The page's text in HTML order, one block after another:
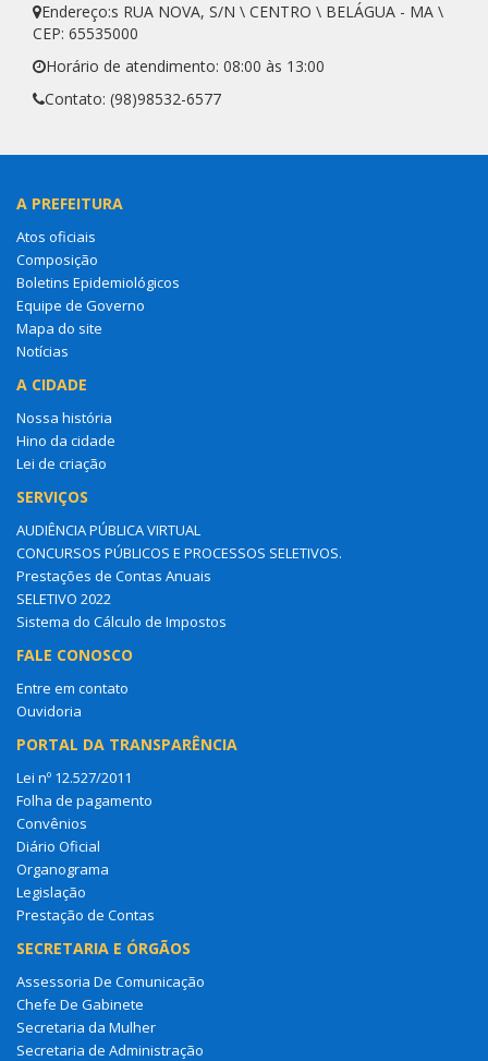
Endereço:s RUA NOVA, S/N \ CENTRO \ BELÁGUA - MA \
CEP: 65535000
Horário de atendimento: 08:00 às 13:00
Contato: (98)98532-6577
A PREFEITURA
Atos oficiais
Composição
Boletins Epidemiológicos
Equipe de Governo
Mapa do site
Notícias
A CIDADE
Nossa história
Hino da cidade
Lei de criação
SERVIÇOS
AUDIÊNCIA PÚBLICA VIRTUAL
CONCURSOS PÚBLICOS E PROCESSOS SELETIVOS.
Prestações de Contas Anuais
SELETIVO 2022
Sistema do Cálculo de Impostos
FALE CONOSCO
Entre em contato
Ouvidoria
PORTAL DA TRANSPARÊNCIA
Lei nº 12.527/2011
Folha de pagamento
Convênios
Diário Oficial
Organograma
Legislação
Prestação de Contas
SECRETARIA E ÓRGÃOS
Assessoria De Comunicação
Chefe De Gabinete
Secretaria da Mulher
Secretaria de Administração